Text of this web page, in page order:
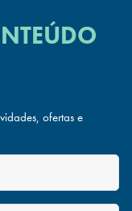
ofertas e